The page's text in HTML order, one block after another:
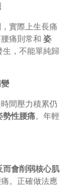
實際上生長痛
痛則常和 姿
，不能單純歸
間壓力積累仍
勢性腰痛。年輕
而會削弱核心肌
。正確做法應